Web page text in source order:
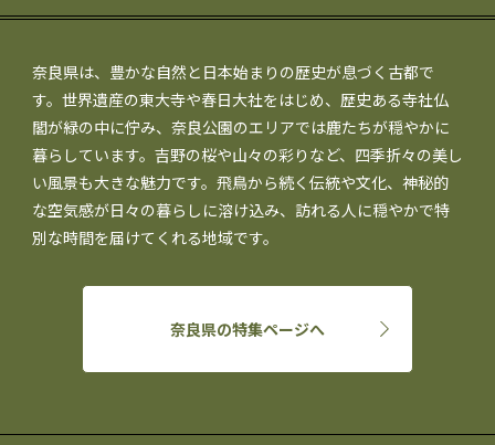
奈良県は、豊かな自然と日本始まりの歴史が息づく古都で
す。世界遺産の東大寺や春日大社をはじめ、歴史ある寺社仏
閣が緑の中に佇み、奈良公園のエリアでは鹿たちが穏やかに
暮らしています。吉野の桜や山々の彩りなど、四季折々の美し
い風景も大きな魅力です。飛鳥から続く伝統や文化、神秘的
な空気感が日々の暮らしに溶け込み、訪れる人に穏やかで特
別な時間を届けてくれる地域です。
奈良県の特集ページへ